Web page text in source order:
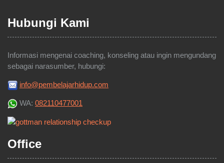
Hubungi Kami
Informasi mengenai coaching, konseling atau ingin mengundang
sebagai narasumber, hubungi:
info@pembelajarhidup.com
WA: 082110477001
Office